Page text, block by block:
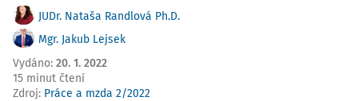
JUDr. Nataša Randlová Ph.D.
Mgr. Jakub Lejsek
Vydáno: 20. 1. 2022
15 minut čtení
Zdroj: Práce a mzda 2/2022